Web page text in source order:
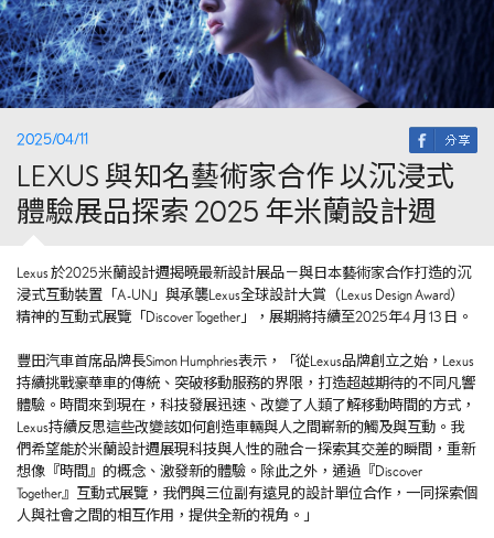
2025/04/11
LEXUS 與知名藝術家合作 以沉浸式
體驗展品探索 2025 年米蘭設計週
Lexus 於2025米蘭設計週揭曉最新設計展品－與日本藝術家合作打造的沉
浸式互動裝置「A-UN」與承襲Lexus全球設計大賞（Lexus Design Award）
精神的互動式展覽「Discover Together」，展期將持續至2025年4 月 13 日。
豐田汽車首席品牌長Simon Humphries表示，「從Lexus品牌創立之始，Lexus
持續挑戰豪華車的傳統、突破移動服務的界限，打造超越期待的不同凡響
體驗。時間來到現在，科技發展迅速、改變了人類了解移動時間的方式，
Lexus持續反思這些改變該如何創造車輛與人之間嶄新的觸及與互動。我
們希望能於米蘭設計週展現科技與人性的融合－探索其交差的瞬間，重新
想像『時間』的概念、激發新的體驗。除此之外，通過『Discover
Together』互動式展覽，我們與三位副有遠見的設計單位合作，一同探索個
人與社會之間的相互作用，提供全新的視角。」